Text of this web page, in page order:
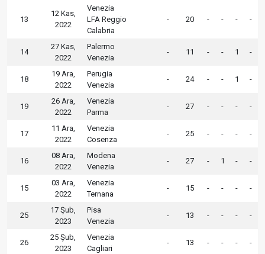
13
12 Kas,
2022
Venezia
LFA Reggio
Calabria
- 20 - - - -
14
27 Kas,
2022
Palermo
Venezia
- 11 - - 1 -
18
19 Ara,
2022
Perugia
Venezia
- 24 - - 1 -
19
26 Ara,
2022
Venezia
Parma
- 27 - - - -
17
11 Ara,
2022
Venezia
Cosenza
- 25 - - - -
16
08 Ara,
2022
Modena
Venezia
- 27 - 1 - -
15
03 Ara,
2022
Venezia
Ternana
- 15 - - - -
25
17 Şub,
2023
Pisa
Venezia
- 13 - - - -
26
25 Şub,
2023
Venezia
Cagliari
- 13 - - - -